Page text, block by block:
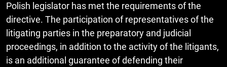
Polish legislator has met the requirements of the
directive. The participation of representatives of the
litigating parties in the preparatory and judicial
proceedings, in addition to the activity of the litigants,
is an additional guarantee of defending their